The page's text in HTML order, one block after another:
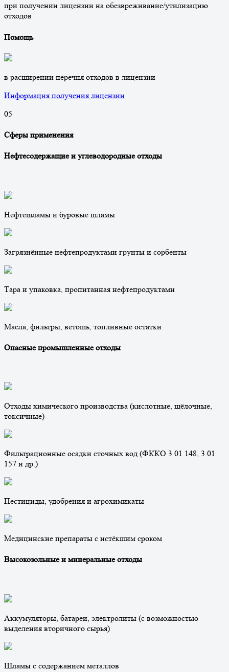
при получении лицензии на обезвреживание/утилизацию
отходов
Помощь
в расширении перечня отходов в лицензии
Информация получения лицензии
05
Сферы применения
Нефтесодержащие и углеводородные отходы
Нефтешламы и буровые шламы
Загрязнённые нефтепродуктами грунты и сорбенты
Тара и упаковка, пропитанная нефтепродуктами
Масла, фильтры, ветошь, топливные остатки
Опасные промышленные отходы
Отходы химического производства (кислотные, щёлочные,
токсичные)
Фильтрационные осадки сточных вод (ФККО 3 01 148, 3 01
157 и др.)
Пестициды, удобрения и агрохимикаты
Медицинские препараты с истёкшим сроком
Высокозольные и минеральные отходы
Аккумуляторы, батареи, электролиты (с возможностью
выделения вторичного сырья)
Шламы с содержанием металлов